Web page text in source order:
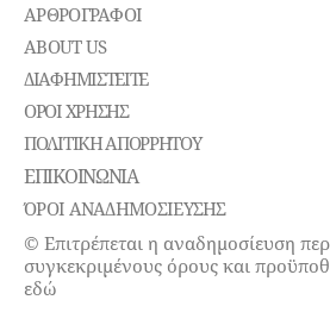
ΑΡΘΡΟΓΡΑΦΟΙ
ABOUT US
ΔΙΑΦΗΜΙΣΤΕΊΤΕ
ΌΡΟΙ ΧΡΉΣΗΣ
ΠΟΛΙΤΙΚΉ ΑΠΟΡΡΉΤΟΥ
ΕΠΙΚΟΙΝΩΝΊΑ
ΌΡΟΙ ΑΝΑΔΗΜΟΣΙΕΥΣΗΣ
© Επιτρέπεται η αναδημοσίευση
συγκεκριμένους όρους και
εδώ